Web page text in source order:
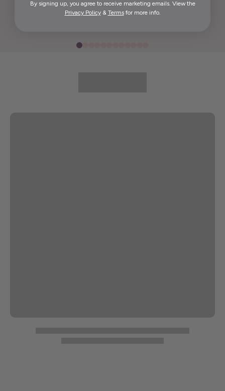
Elida G.
By signing up, you agree to receive marketing emails. View the
Privacy Policy& Termsfor more info.